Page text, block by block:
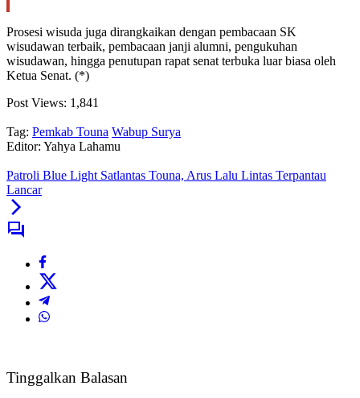
Prosesi wisuda juga dirangkaikan dengan pembacaan SK
wisudawan terbaik, pembacaan janji alumni, pengukuhan
wisudawan, hingga penutupan rapat senat terbuka luar biasa oleh
Ketua Senat. (*)
Post Views: 1,841
Tag: Pemkab Touna Wabup Surya
Editor: Yahya Lahamu
Patroli Blue Light Satlantas Touna, Arus Lalu Lintas Terpantau
Lancar
Tinggalkan Balasan